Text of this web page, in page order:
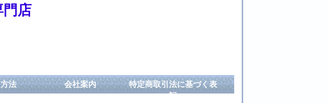
店
法 会社案内
特定商取引法に基づく表
記